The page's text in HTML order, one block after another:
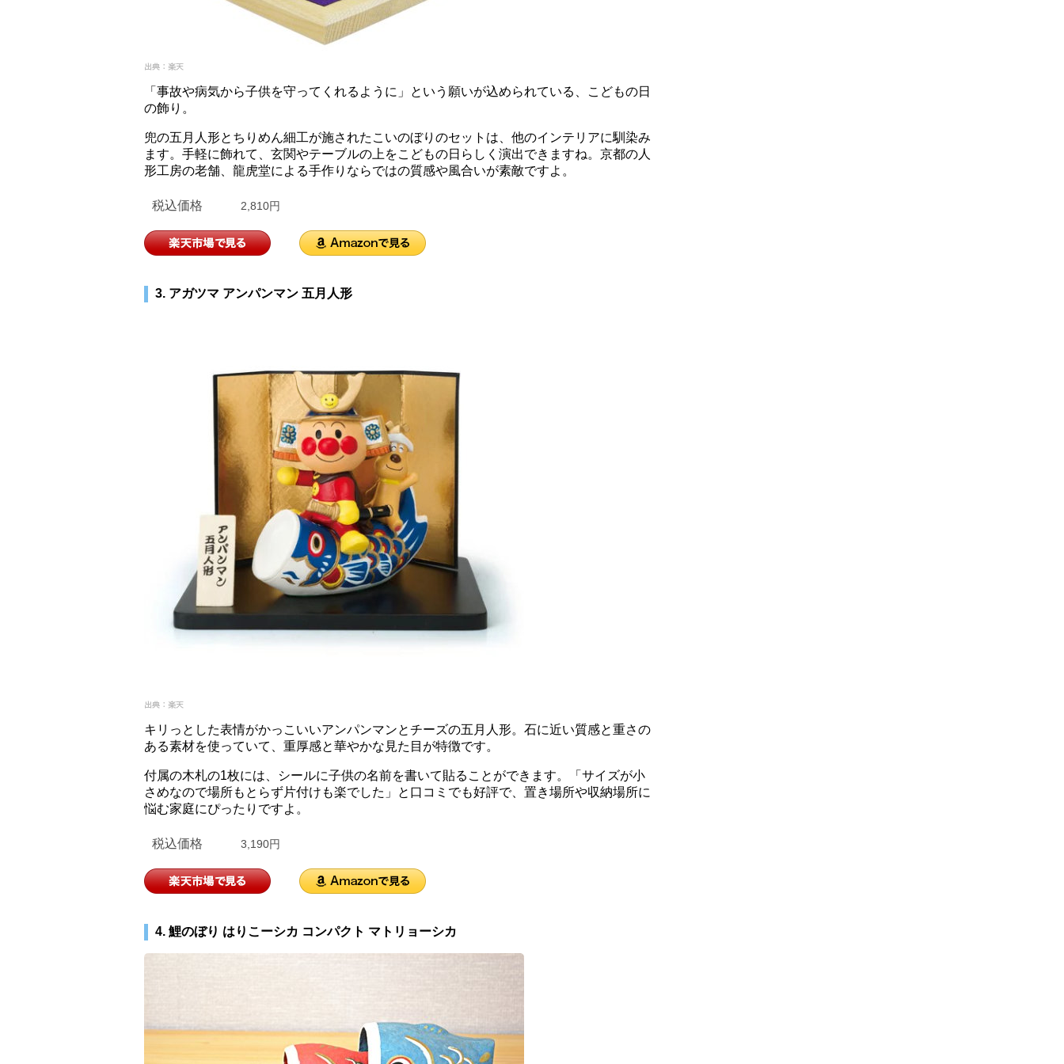
「事故や病気から子供を守ってくれるように」という願いが込められている、こどもの日
の飾り。
兜の五月人形とちりめん細工が施されたこいのぼりのセットは、他のインテリアに馴染み
ます。手軽に飾れて、玄関やテーブルの上をこどもの日らしく演出できますね。京都の人
形工房の老舗、龍虎堂による手作りならではの質感や風合いが素敵ですよ。
税込価格 2,810円
3. アガツマ アンパンマン 五月人形
キリっとした表情がかっこいいアンパンマンとチーズの五月人形。石に近い質感と重さの
ある素材を使っていて、重厚感と華やかな見た目が特徴です。
付属の木札の1枚には、シールに子供の名前を書いて貼ることができます。「サイズが小
さめなので場所もとらず片付けも楽でした」と口コミでも好評で、置き場所や収納場所に
悩む家庭にぴったりですよ。
税込価格 3,190円
4. 鯉のぼり はりこーシカ コンパクト マトリョーシカ